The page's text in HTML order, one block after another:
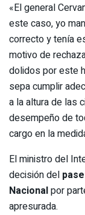
«El general
este caso, yo
correcto y tenía
motivo de
dolidos por este
sepa cumplir
a la altura de las
desempeño de
cargo en la
El ministro del
decisión del
Nacionalpor
apresurada.